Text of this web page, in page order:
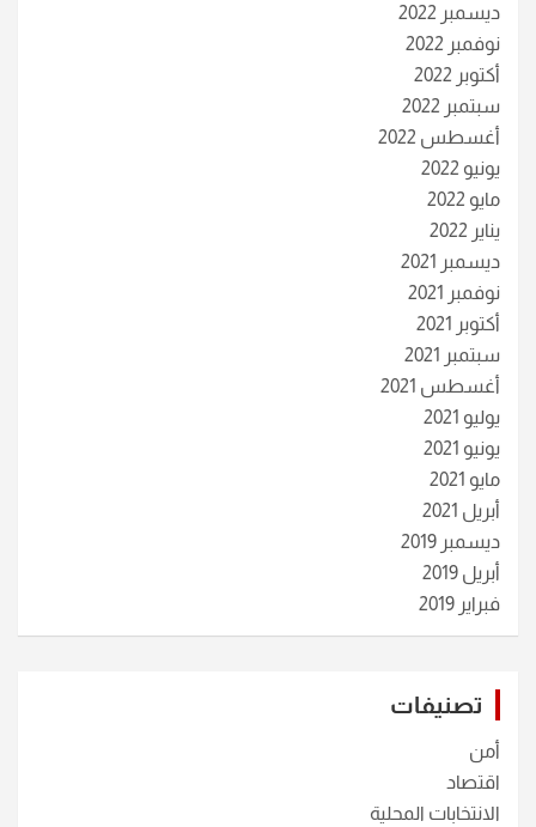
ديسمبر 2022
نوفمبر 2022
أكتوبر 2022
سبتمبر 2022
أغسطس 2022
يونيو 2022
مايو 2022
يناير 2022
ديسمبر 2021
نوفمبر 2021
أكتوبر 2021
سبتمبر 2021
أغسطس 2021
يوليو 2021
يونيو 2021
مايو 2021
أبريل 2021
ديسمبر 2019
أبريل 2019
فبراير 2019
تصنيفات
أمن
اقتصاد
الانتخابات المحلية